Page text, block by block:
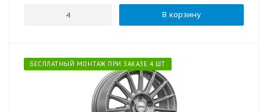
В корзину
БЕСПЛАТНЫЙ МОНТАЖ ПРИ ЗАКАЗЕ 4 ШТ